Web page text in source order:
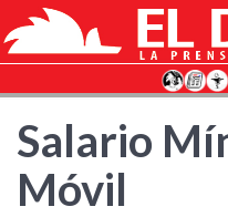
Salario
Móvil